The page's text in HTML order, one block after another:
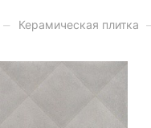
– Керамическая плитка